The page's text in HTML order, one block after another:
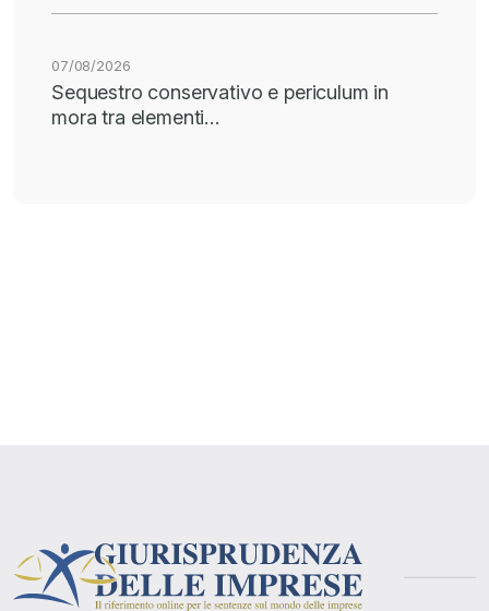
07/08/2026
Sequestro conservativo e periculum in
mora tra elementi…